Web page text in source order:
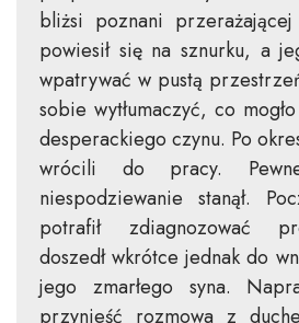
bliżsi poznani przerażającej
powiesił się na sznurku, a
wpatrywać w pustą
sobie wytłumaczyć, co
desperackiego czynu. Po
wrócili do pracy.
niespodziewanie stanął.
potrafił zdiagnozować
doszedł wkrótce jednak do
jego zmarłego syna.
przynieść rozmowa z